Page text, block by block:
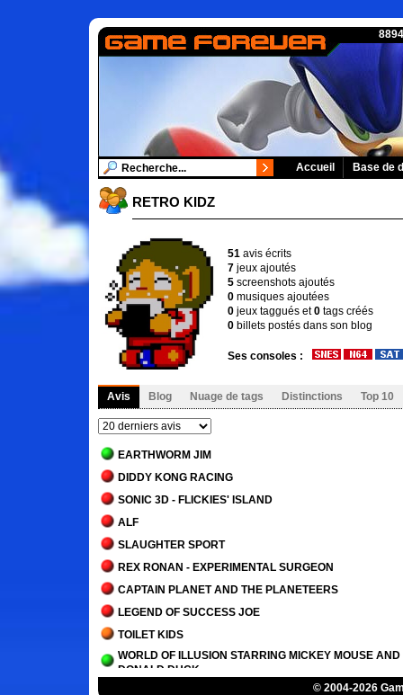
Accueil Base de
RETRO KIDZ
51 avis écrits
7 jeux ajoutés
5 screenshots ajoutés
0 musiques ajoutées
0 jeux taggués et0 tags créés
0 billets postés dans son blog
Ses consoles :
Avis Blog Nuage de tags Distinctions Top 10
EARTHWORM JIM
DIDDY KONG RACING
SONIC 3D - FLICKIES' ISLAND
ALF
SLAUGHTER SPORT
REX RONAN - EXPERIMENTAL SURGEON
CAPTAIN PLANET AND THE PLANETEERS
LEGEND OF SUCCESS JOE
TOILET KIDS
WORLD OF ILLUSION STARRING MICKEY MOUSE AND
DONALD DUCK
© 2004-2026